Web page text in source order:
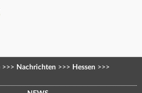
>>> Nachrichten >>> Hessen >>>